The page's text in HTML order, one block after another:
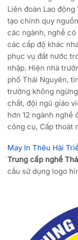
Liên đoàn Lao
tạo chính quy
các ngành, nghề
các cấp độ khác
phục vụ đất nước
nhập. Hiện nhà
phố Thái Nguyên,
trường không
chất, đội ngũ giáo
hơn 12 ngành nghề
công cụ, Cấp thoát
May In Thêu Hải
Trung cấp nghề
cầu sử dụng logo